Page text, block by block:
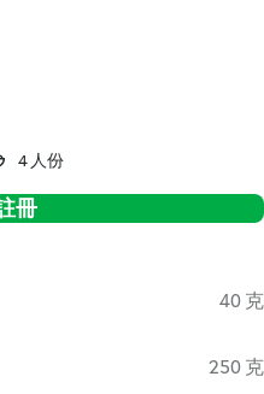
4 人份
冊
40 克
250 克